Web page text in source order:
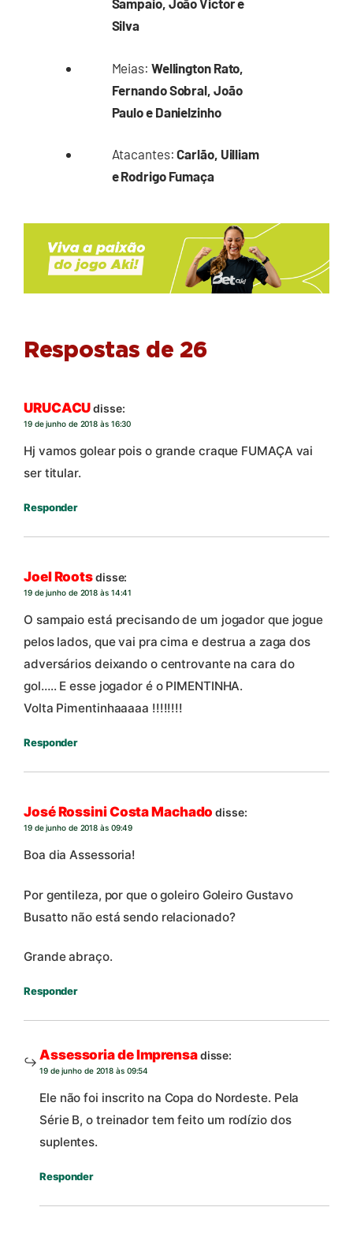
Sampaio, João Victor e
Silva
Meias: Wellington Rato,
Fernando Sobral, João
Paulo e Danielzinho
Atacantes: Carlão, Uilliam
e Rodrigo Fumaça
Respostas de 26
URUCACUdisse:
19 de junho de 2018 às 16:30
Hj vamos golear pois o grande craque FUMAÇA vai
ser titular.
Responder
Joel Rootsdisse:
19 de junho de 2018 às 14:41
O sampaio está precisando de um jogador que jogue
pelos lados, que vai pra cima e destrua a zaga dos
adversários deixando o centrovante na cara do
gol….. E esse jogador é o PIMENTINHA.
Volta Pimentinhaaaaa !!!!!!!!
Responder
José Rossini Costa Machado disse:
19 de junho de 2018 às 09:49
Boa dia Assessoria!
Por gentileza, por que o goleiro Goleiro Gustavo
Busatto não está sendo relacionado?
Grande abraço.
Responder
Assessoria de Imprensadisse:
19 de junho de 2018 às 09:54
Ele não foi inscrito na Copa do Nordeste. Pela
Série B, o treinador tem feito um rodízio dos
suplentes.
Responder